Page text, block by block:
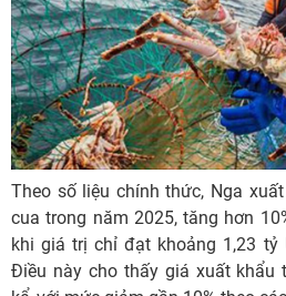
Theo số liệu chính thức, Nga
cua trong năm 2025, tăng hơn
khi giá trị chỉ đạt khoảng 1,23 tỷ
Điều này cho thấy giá xuất khẩu